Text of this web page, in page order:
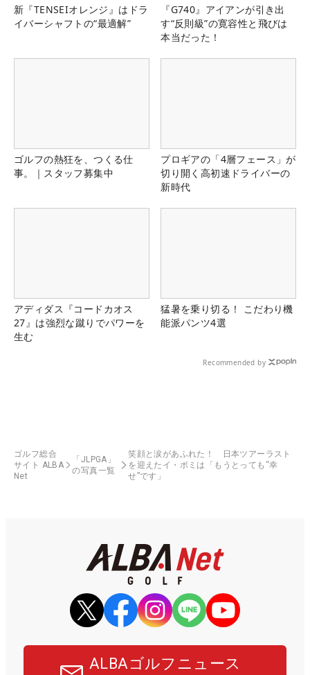
新『TENSEIオレンジ』はドラ
イバーシャフトの“最適解”
『G740』アイアンが引き出
す“反則級”の寛容性と飛びは
本当だった！
ゴルフの熱狂を、つくる仕
事。｜スタッフ募集中
プロギアの「4層フェース」が
切り開く高初速ドライバーの
新時代
アディダス『コードカオス
27』は強烈な蹴りでパワーを
生む
猛暑を乗り切る！ こだわり機
能派パンツ4選
Recommended by
ゴルフ総合
サイト ALBA
Net
「JLPGA」
の写真一覧
笑顔と涙があふれた！ 日本ツアーラスト
を迎えたイ・ボミは「もうとっても“幸
せ”です」
ALBAゴルフニュース